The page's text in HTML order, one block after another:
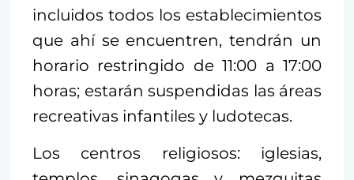
incluidos todos los establecimientos
que ahí se encuentren, tendrán un
horario restringido de 11:00 a 17:00
horas; estarán suspendidas las áreas
recreativas infantiles y ludotecas.
Los centros religiosos: iglesias,